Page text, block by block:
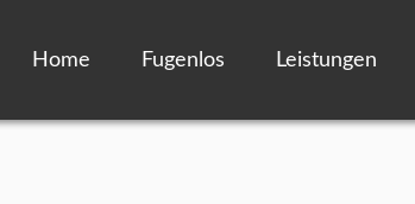
Home Fugenlos Leistungen